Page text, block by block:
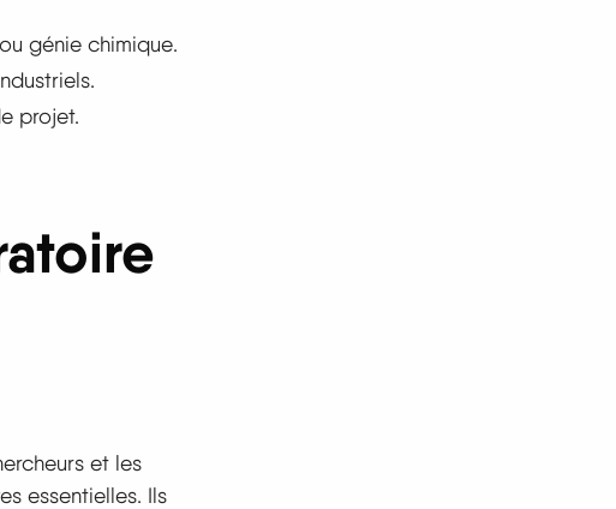
génie chimique.
projet.
et les
essentielles. Ils